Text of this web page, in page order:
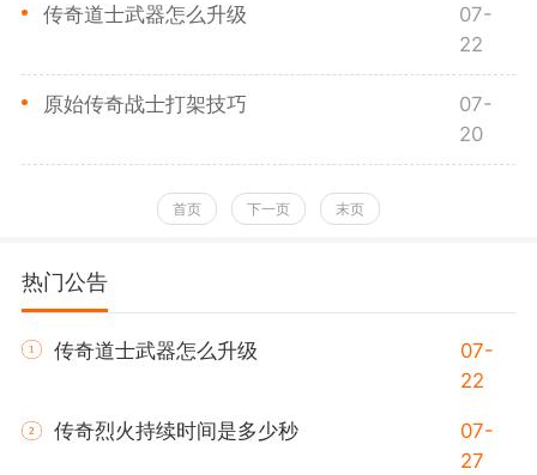
传奇道士武器怎么升级
07-
22
原始传奇战士打架技巧
07-
20
首页 下一页 末页
热门公告
传奇道士武器怎么升级
07-
22
传奇烈火持续时间是多少秒
07-
27